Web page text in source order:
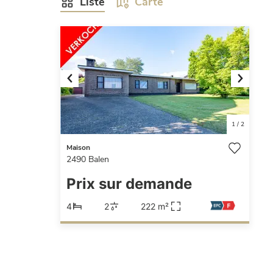
Previous Next
1/ 2
Maison
2490 Balen
Prix sur demande
4 2 222 m²